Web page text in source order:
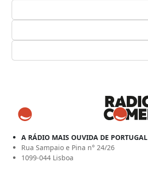
A RÁDIO MAIS OUVIDA DE PORTUGAL
Rua Sampaio e Pina n° 24/26
1099-044 Lisboa